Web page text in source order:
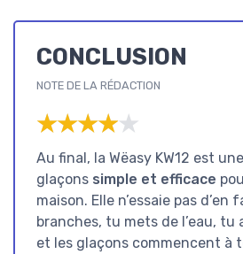
CONCLUSION
NOTE DE LA RÉDACTION
★★★★★
★★★★★
Au final, la Wëasy KW12 est
glaçons simple et efficace
maison. Elle n’essaie pas d’en
branches, tu mets de l’eau, tu
et les glaçons commencent à